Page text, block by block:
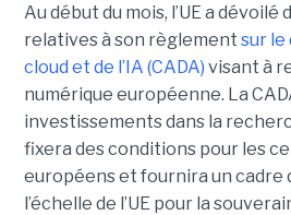
Au début du mois, l’UE a
relatives à son règlement sur le
cloud et de l’IA (CADA) visant à
numérique européenne. La
investissements dans la
fixera des conditions pour les
européens et fournira un cadre
l’échelle de l’UE pour la